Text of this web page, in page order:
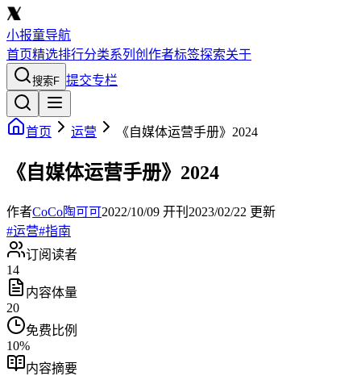
小报童导航
首页精选排行分类系列 创作者标签探索关于
搜索F 提交专栏
首页 运营 《自媒体运营手册》2024
《自媒体运营手册》2024
作者CoCo陶可可2022/10/09 开刊 2023/02/22 更新
#运营#指南
订阅读者
14
内容体量
20
免费比例
10%
内容摘要